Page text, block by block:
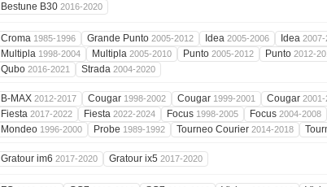
Bestune B30 2016-2020
Croma 1985-1996 Grande Punto 2005-2012 Idea 2005-2006 Idea 2007-
Multipla 1998-2004 Multipla 2005-2010 Punto 2005-2012 Punto 2012-
Qubo 2016-2021 Strada 2004-2020
B-MAX 2012-2017 Cougar 1998-2002 Cougar 1999-2001 Cougar 2001-
Fiesta 2017-2022 Fiesta 2022-2024 Focus 1998-2005 Focus 2004-2008
Mondeo 1996-2000 Probe 1989-1992 Tourneo Courier 2014-2018
Gratour im6 2017-2020 Gratour ix5 2017-2020